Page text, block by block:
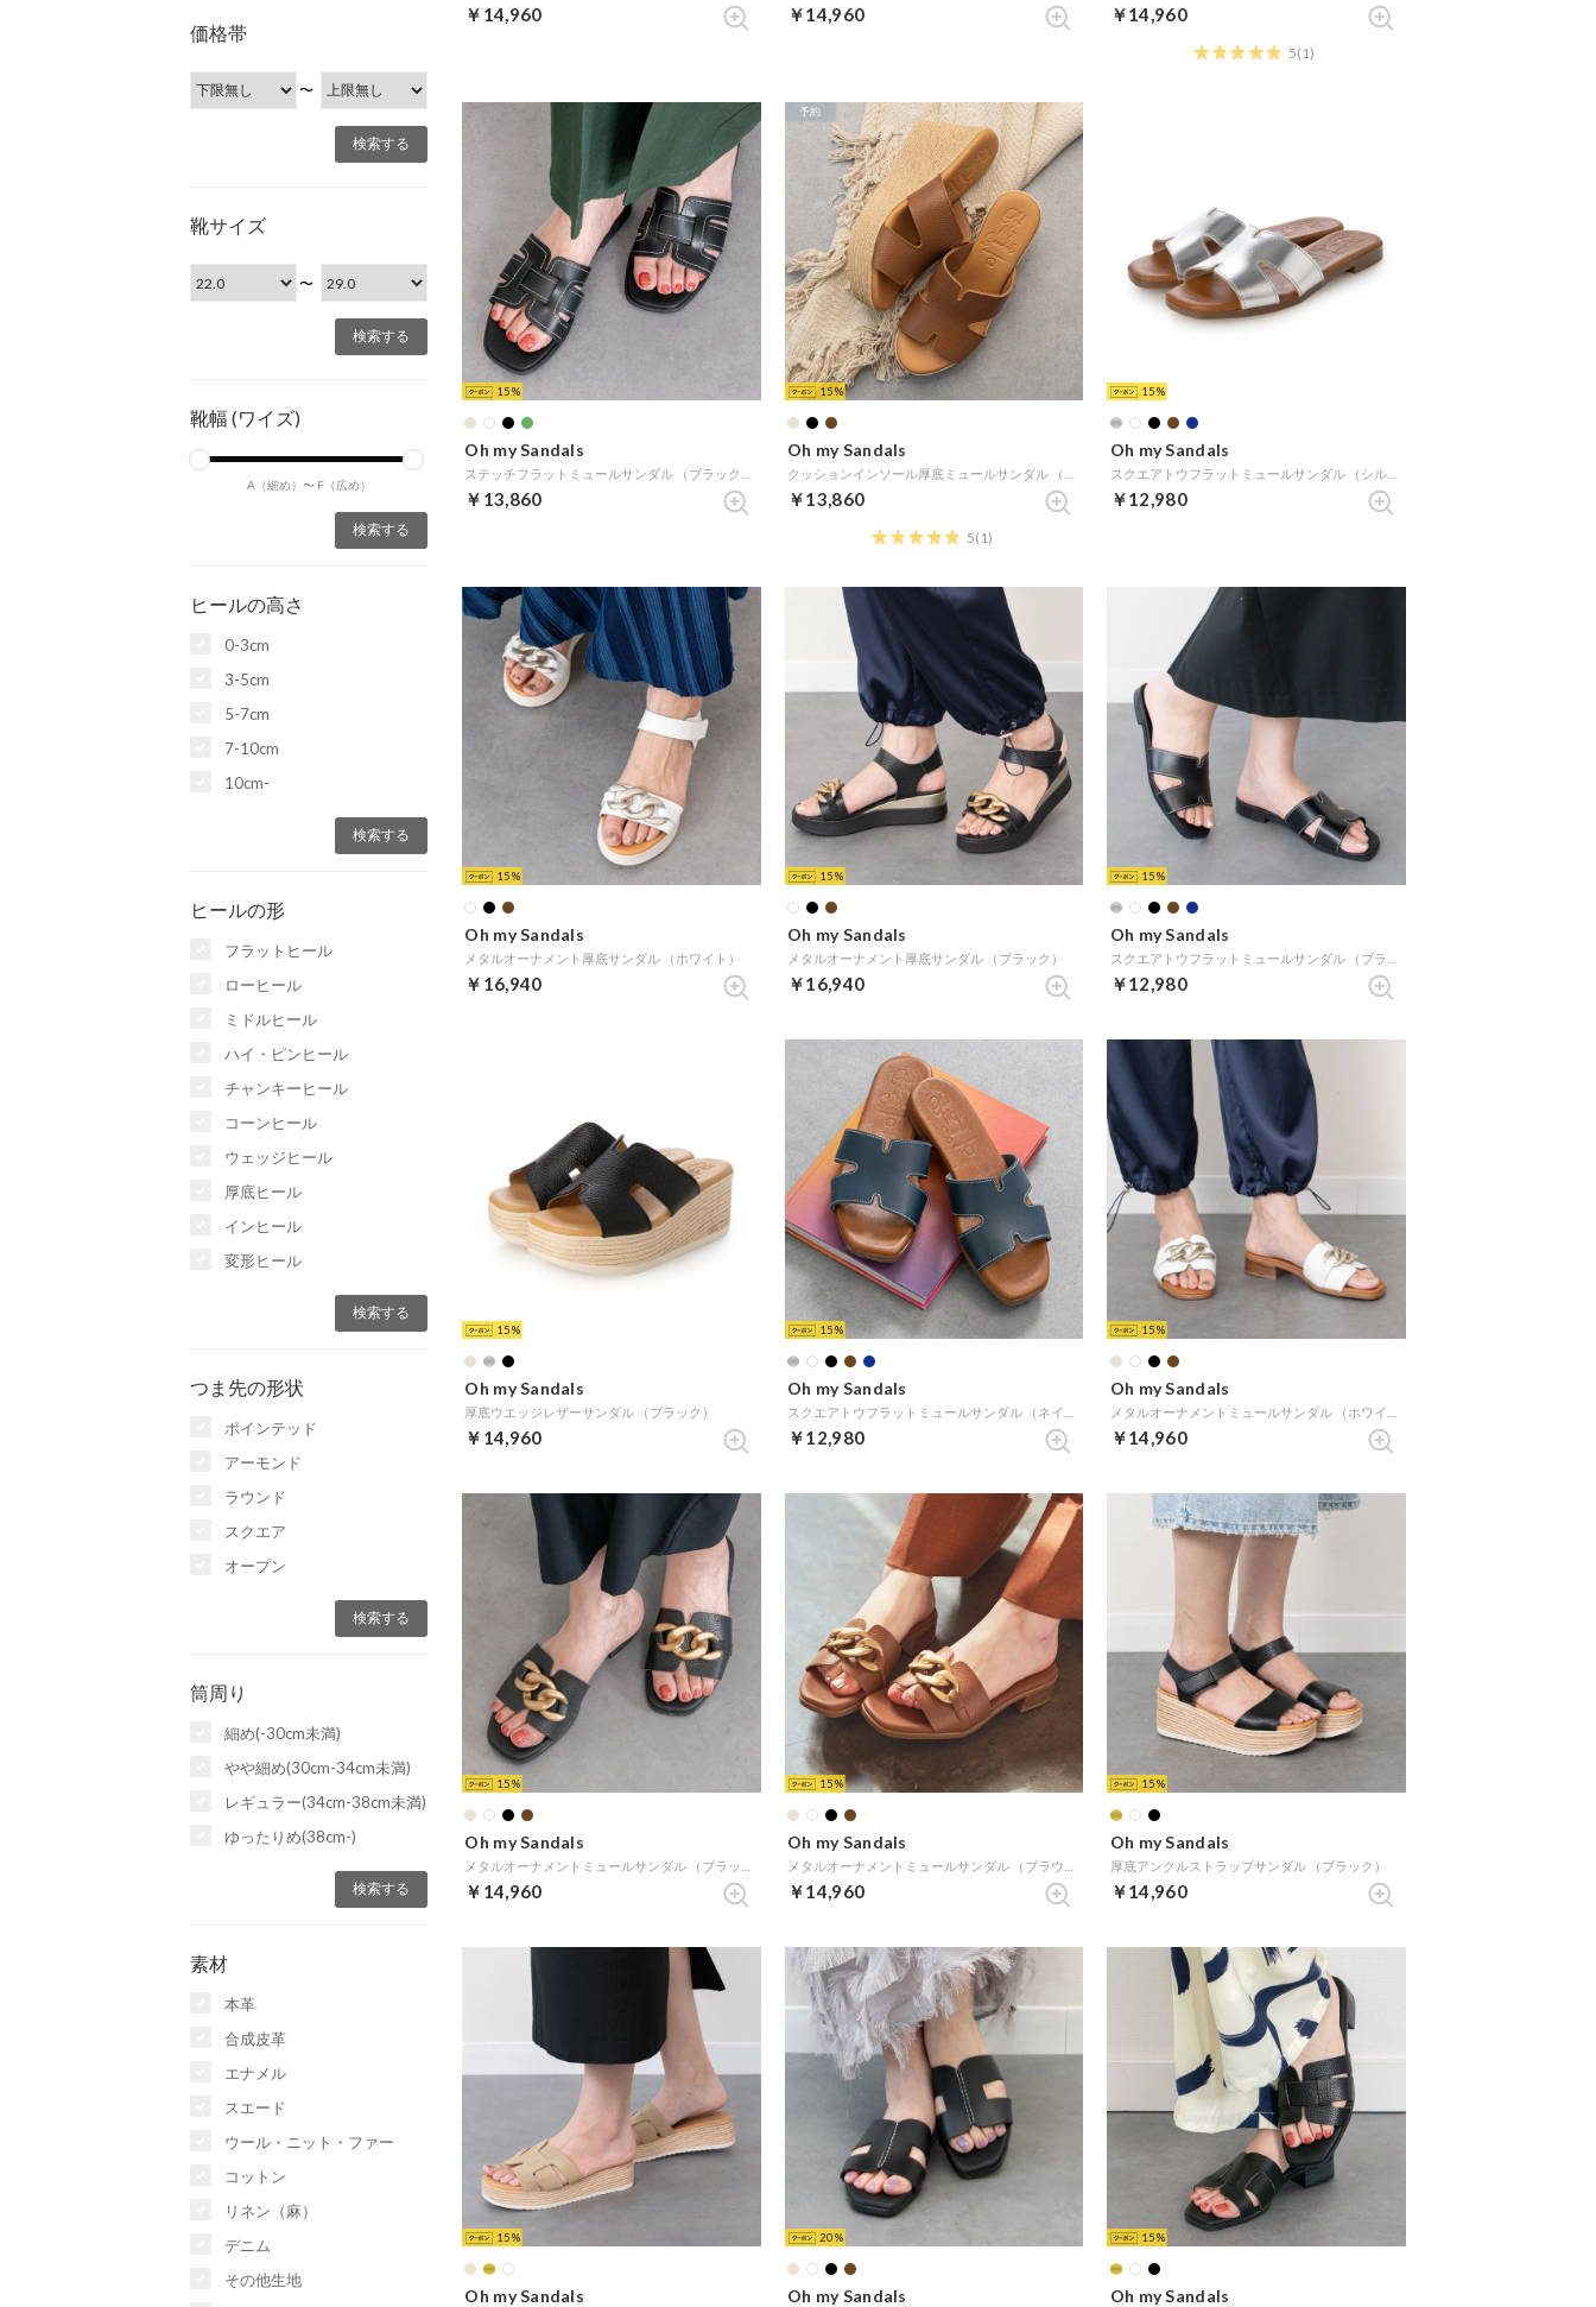
価格帯
〜
靴サイズ
〜
靴幅 (ワイズ)
A（細め）〜 F（広め）
ヒールの高さ
0-3cm
3-5cm
5-7cm
7-10cm
10cm-
ヒールの形
フラットヒール
ローヒール
ミドルヒール
ハイ・ピンヒール
チャンキーヒール
コーンヒール
ウェッジヒール
厚底ヒール
インヒール
変形ヒール
つま先の形状
ポインテッド
アーモンド
ラウンド
スクエア
オープン
筒周り
細め(-30cm未満)
やや細め(30cm-34cm未満)
レギュラー(34cm-38cm未満)
ゆったりめ(38cm-)
素材
本革
合成皮革
エナメル
スエード
ウール・ニット・ファー
コットン
リネン（麻）
デニム
その他生地
￥14,960 ￥14,960 ￥14,960
5(1)
15
Oh my Sandals
￥13,860
予約
15
Oh my Sandals
￥13,860
5(1)
15
Oh my Sandals
スクエアトウフラットミュールサンダル （シルバー）
￥12,980
15
Oh my Sandals
メタルオーナメント厚底サンダル （ホワイト）
￥16,940
15
Oh my Sandals
メタルオーナメント厚底サンダル （ブラック）
￥16,940
15
Oh my Sandals
￥12,980
15
Oh my Sandals
厚底ウエッジレザーサンダル （ブラック）
￥14,960
15
Oh my Sandals
￥12,980
15
Oh my Sandals
￥14,960
15
Oh my Sandals
￥14,960
15
Oh my Sandals
￥14,960
15
Oh my Sandals
厚底アンクルストラップサンダル （ブラック）
￥14,960
15
Oh my Sandals
20
Oh my Sandals
15
Oh my Sandals